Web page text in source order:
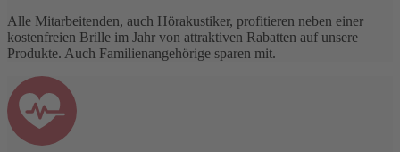
Alle Mitarbeitenden, auch Hörakustiker, profitieren neben einer
kostenfreien Brille im Jahr von attraktiven Rabatten auf unsere
Produkte. Auch Familienangehörige sparen mit.